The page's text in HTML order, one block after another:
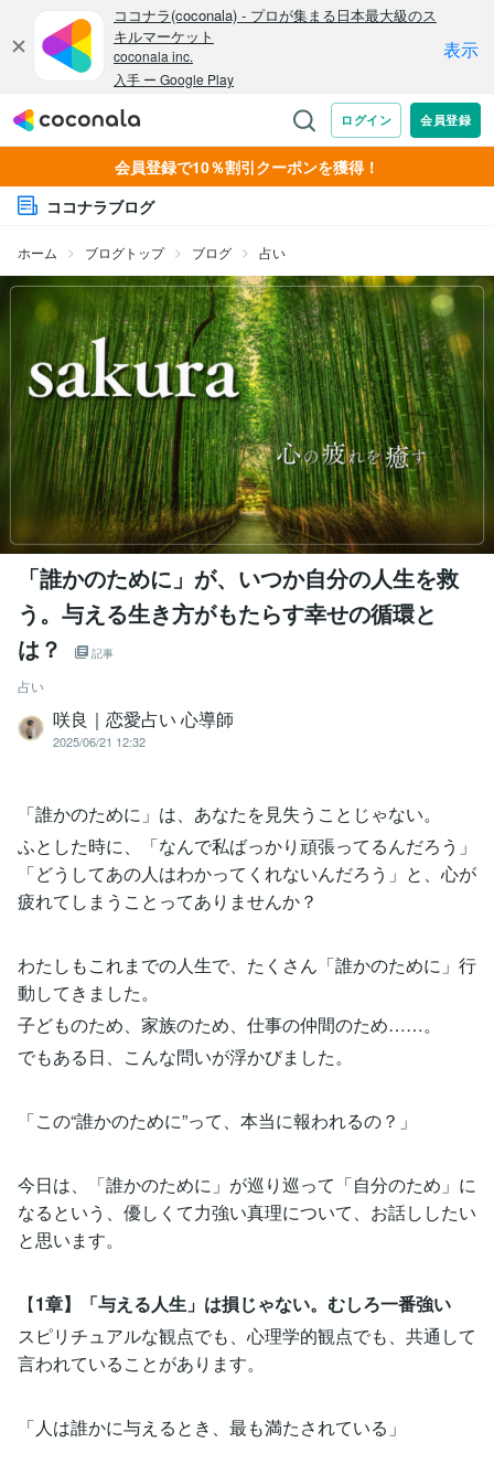
会員登録で10％割引クーポンを獲得！
ココナラブログ
ホーム ブログトップ ブログ 占い
「誰かのために」が、いつか自分の人生を救
う。与える生き方がもたらす幸せの循環と
は？
記事
占い
咲良｜恋愛占い 心導師
2025/06/21 12:32
「誰かのために」は、あなたを見失うことじゃない。
ふとした時に、「なんで私ばっかり頑張ってるんだろう」
「どうしてあの人はわかってくれないんだろう」と、心が
疲れてしまうことってありませんか？
わたしもこれまでの人生で、たくさん「誰かのために」行
動してきました。
子どものため、家族のため、仕事の仲間のため……。
でもある日、こんな問いが浮かびました。
「この“誰かのために”って、本当に報われるの？」
今日は、「誰かのために」が巡り巡って「自分のため」に
なるという、優しくて力強い真理について、お話ししたい
と思います。
【1章】「与える人生」は損じゃない。むしろ一番強い
スピリチュアルな観点でも、心理学的観点でも、共通して
言われていることがあります。
「人は誰かに与えるとき、最も満たされている」